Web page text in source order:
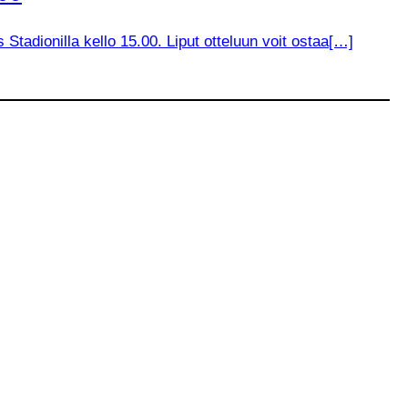
Stadionilla kello 15.00. Liput otteluun voit ostaa[…]